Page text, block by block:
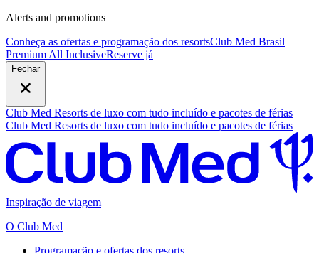
Alerts and promotions
Conheça as ofertas e programação dos resortsClub Med Brasil
Premium All InclusiveReserve já
Fechar
Club Med Resorts de luxo com tudo incluído e pacotes de férias
Club Med Resorts de luxo com tudo incluído e pacotes de férias
Inspiração de viagem
O Club Med